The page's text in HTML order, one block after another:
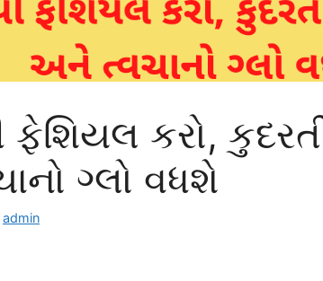
ફેશિયલ કરો,
ગ્લો વધશે
admin